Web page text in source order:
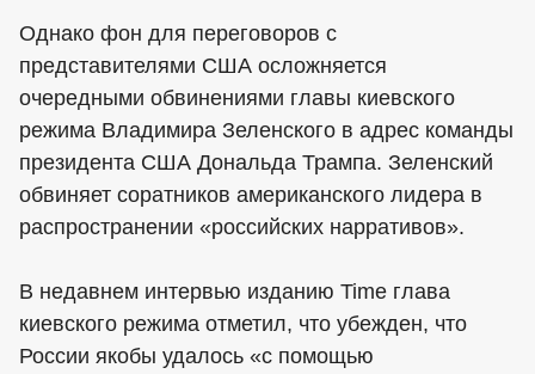
Однако фон для переговоров с
представителями США осложняется
очередными обвинениями главы киевского
режима Владимира Зеленского в адрес команды
президента США Дональда Трампа. Зеленский
обвиняет соратников американского лидера в
распространении «российских нарративов».
В недавнем интервью изданию Time глава
киевского режима отметил, что убежден, что
России якобы удалось «с помощью